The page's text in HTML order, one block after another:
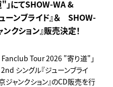
にてSHOW-WA &
ーンブライド』＆ SHOW-
クション』販売決定！
Fanclub Tour 2026 "寄り道"」
シングル『ジューンブライ
ジャンクション』のCD販売を行